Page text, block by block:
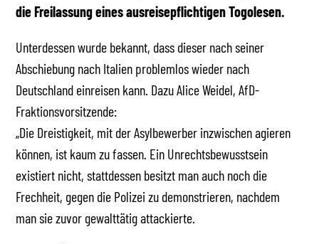
die Freilassung eines ausreisepflichtigen Togolesen.
Unterdessen wurde bekannt, dass dieser nach seiner
Abschiebung nach Italien problemlos wieder nach
Deutschland einreisen kann. Dazu Alice Weidel, AfD-
Fraktionsvorsitzende:
„Die Dreistigkeit, mit der Asylbewerber inzwischen agieren
können, ist kaum zu fassen. Ein Unrechtsbewusstsein
existiert nicht, stattdessen besitzt man auch noch die
Frechheit, gegen die Polizei zu demonstrieren, nachdem
man sie zuvor gewalttätig attackierte.